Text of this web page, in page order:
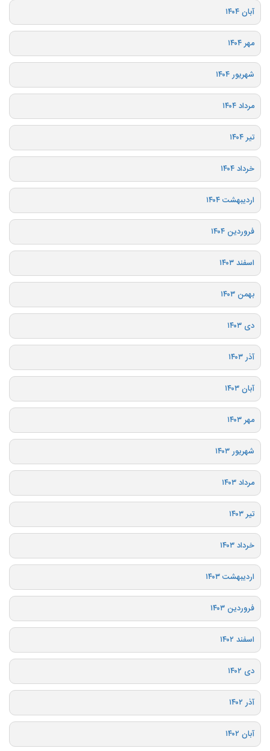
آبان ۱۴۰۴
مهر ۱۴۰۴
شهریور ۱۴۰۴
مرداد ۱۴۰۴
تیر ۱۴۰۴
خرداد ۱۴۰۴
اردیبهشت ۱۴۰۴
فروردین ۱۴۰۴
اسفند ۱۴۰۳
بهمن ۱۴۰۳
دی ۱۴۰۳
آذر ۱۴۰۳
آبان ۱۴۰۳
مهر ۱۴۰۳
شهریور ۱۴۰۳
مرداد ۱۴۰۳
تیر ۱۴۰۳
خرداد ۱۴۰۳
اردیبهشت ۱۴۰۳
فروردین ۱۴۰۳
اسفند ۱۴۰۲
دی ۱۴۰۲
آذر ۱۴۰۲
آبان ۱۴۰۲